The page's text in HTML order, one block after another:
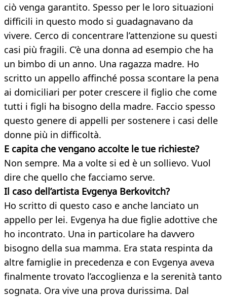
ciò venga garantito. Spesso per le loro situazioni
difficili in questo modo si guadagnavano da
vivere. Cerco di concentrare l’attenzione su questi
casi più fragili. C’è una donna ad esempio che ha
un bimbo di un anno. Una ragazza madre. Ho
scritto un appello affinché possa scontare la pena
ai domiciliari per poter crescere il figlio che come
tutti i figli ha bisogno della madre. Faccio spesso
questo genere di appelli per sostenere i casi delle
donne più in difficoltà.
E capita che vengano accolte le tue richieste?
Non sempre. Ma a volte si ed è un sollievo. Vuol
dire che quello che facciamo serve.
Il caso dell’artista Evgenya Berkovitch?
Ho scritto di questo caso e anche lanciato un
appello per lei. Evgenya ha due figlie adottive che
ho incontrato. Una in particolare ha davvero
bisogno della sua mamma. Era stata respinta da
altre famiglie in precedenza e con Evgenya aveva
finalmente trovato l’accoglienza e la serenità tanto
sognata. Ora vive una prova durissima. Dal